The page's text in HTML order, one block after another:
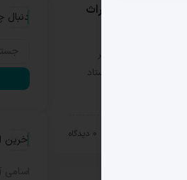
جشنواره میراث
علیرضا تابش دبیر
گرفت. به گزارش ستاد
…
0 دیدگاه آخرین